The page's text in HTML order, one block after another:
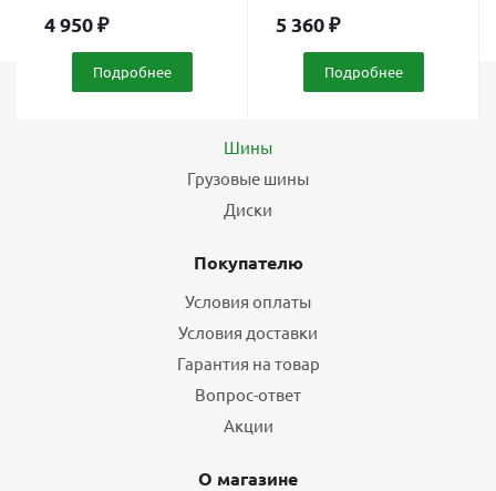
4 950₽
Подробнее
5 360₽
Подробнее
Шины
Грузовые шины
Диски
Покупателю
Условия оплаты
Условия доставки
Гарантия на товар
Вопрос-ответ
Акции
О магазине